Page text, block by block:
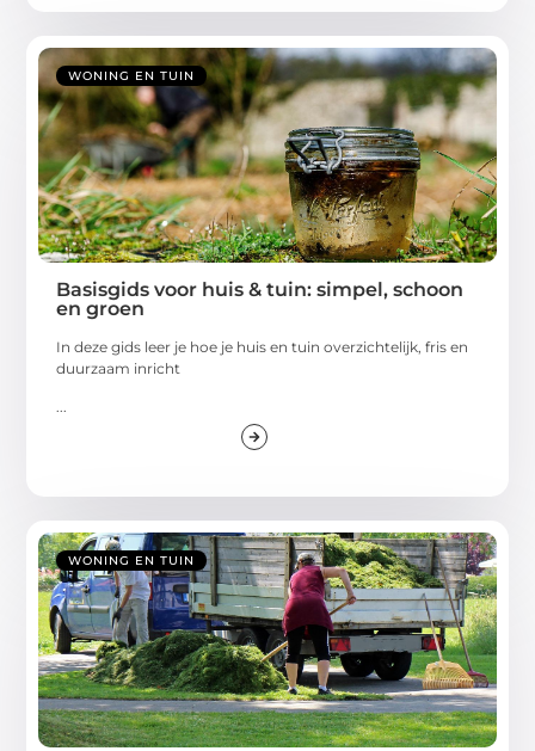
WONING EN TUIN
Basisgids voor huis & tuin: simpel, schoon
en groen
In deze gids leer je hoe je huis en tuin overzichtelijk, fris en
duurzaam inricht
WONING EN TUIN